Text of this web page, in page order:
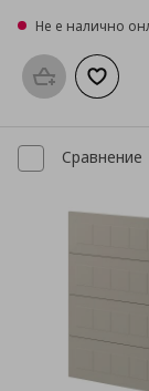
Не е налично
Προσθήκη στο
Сравнение